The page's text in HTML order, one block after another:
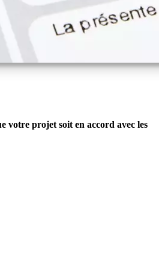
votre projet soit en accord avec les